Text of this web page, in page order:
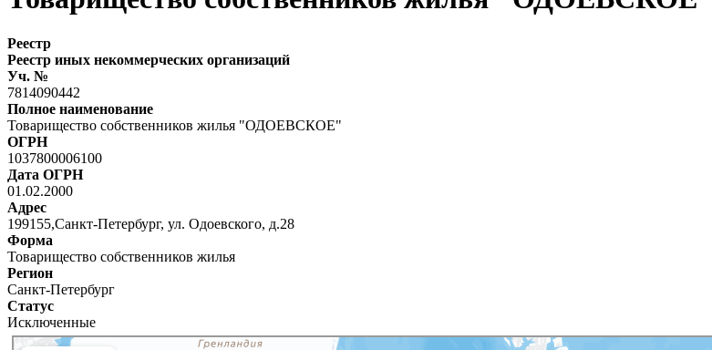
Реестр
Реестр иных некоммерческих организаций
Уч. №
7814090442
Полное наименование
Товарищество собственников жилья "ОДОЕВСКОЕ"
ОГРН
1037800006100
Дата ОГРН
01.02.2000
Адрес
199155,Санкт-Петербург, ул. Одоевского, д.28
Форма
Товарищество собственников жилья
Регион
Санкт-Петербург
Статус
Исключенные